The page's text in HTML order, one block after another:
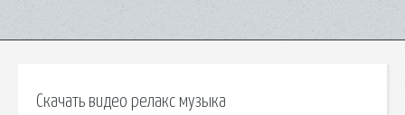
Скачать видео релакс музыка